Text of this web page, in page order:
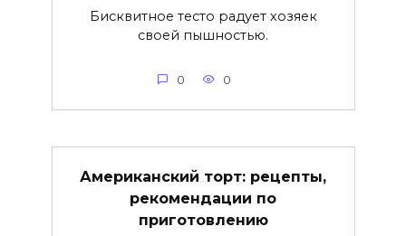
Бисквитное тесто радует хозяек
своей пышностью.
0 0
Американский торт: рецепты,
рекомендации по
приготовлению